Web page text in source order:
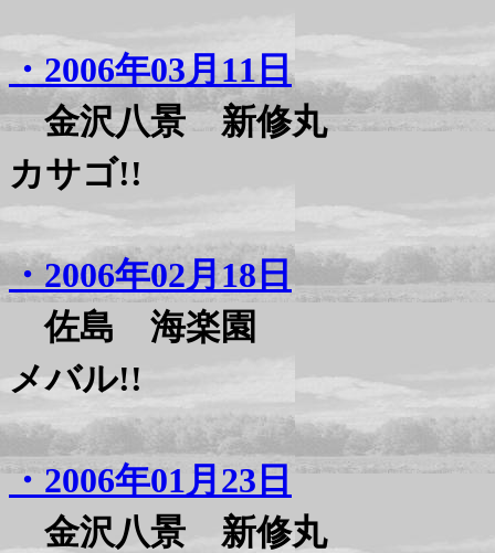
・2006年03月11日
金沢八景 新修丸
カサゴ!!
・2006年02月18日
佐島 海楽園
メバル!!
・2006年01月23日
金沢八景 新修丸